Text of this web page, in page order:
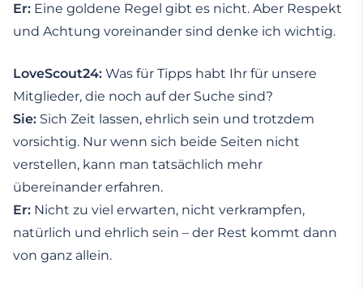
Er: Eine goldene Regel gibt es nicht. Aber Respekt
und Achtung voreinander sind denke ich wichtig.
LoveScout24: Was für Tipps habt Ihr für unsere
Mitglieder, die noch auf der Suche sind?
Sie: Sich Zeit lassen, ehrlich sein und trotzdem
vorsichtig. Nur wenn sich beide Seiten nicht
verstellen, kann man tatsächlich mehr
übereinander erfahren.
Er: Nicht zu viel erwarten, nicht verkrampfen,
natürlich und ehrlich sein – der Rest kommt dann
von ganz allein.